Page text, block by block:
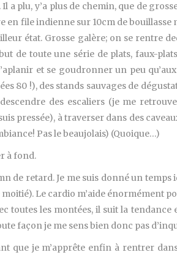
a plu, y’a plus de chemin, que de
en file indienne sur 10cm de
état. Grosse galère; on se rentre
de toute une série de plats, faux-
et se goudronner un peu
80 !), des stands sauvages de
des escaliers (je me
pressée), à traverser dans des
Pas le beaujolais) (Quoique…)
à fond.
de retard. Je me suis donné un
Le cardio m’aide énormément
les montées, il suit la tendance
façon je me sens bien donc pas
que je m’apprête enfin à rentrer